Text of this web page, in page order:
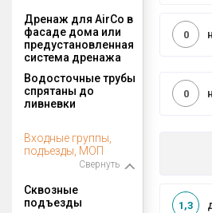
Дренаж для AirCo в
фасаде дома или
предустановленная
система дренажа
0
Водосточные трубы
спрятаны до
ливневки
0
Входные группы,
подъезды, МОП
Свернуть
Сквозные
подъезды
1,3